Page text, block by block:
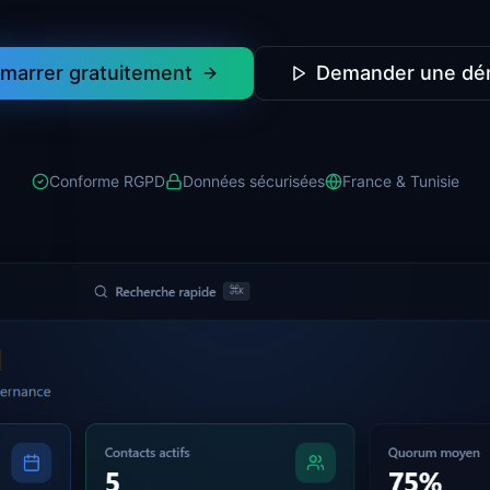
gratuitement Demander une
Conforme RGPD Données sécurisées France & Tunisie